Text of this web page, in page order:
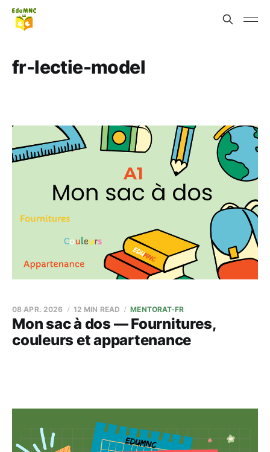
fr-lectie-model
Mon sac à dos — Fournitures,
couleurs et appartenance
08 APR. 2026 12 MIN READ MENTORAT-FR